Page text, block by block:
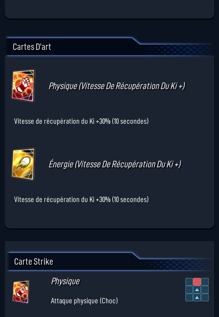
Cartes D'art
Physique (Vitesse De Récupération Du Ki +)
Vitesse de récupération du Ki +30% (10 secondes)
Énergie (Vitesse De Récupération Du Ki +)
Vitesse de récupération du Ki +30% (10 secondes)
Carte Strike
Physique
Attaque physique (Choc)